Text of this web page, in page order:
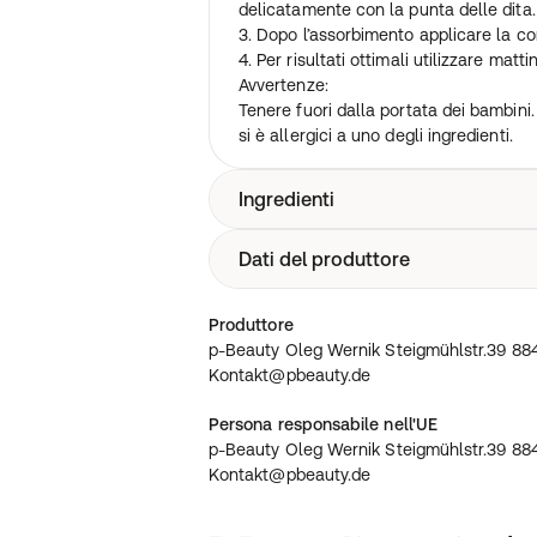
delicatamente con la punta delle dita.
3. Dopo l’assorbimento applicare la
4. Per risultati ottimali utilizzare
Avvertenze:
Tenere fuori dalla portata dei
si è allergici a uno degli ingredienti.
Ingredienti
Aqua, Collagen, Matrixyl 3000, Aloe
Witch Hazel, Carbomer, (2s)-2-
Kosher Vegetable Glycerin, Jojoba
Glycerin, Vitamin E, Horsetail Plant
Ylang), Ceramide NP, Ceramide AP,
Dati del produttore
p-Beauty Oleg Wernik Steigmühlstr.39
Kontakt@pbeauty.de
Produttore
p-Beauty Oleg Wernik Steigmühlstr.39
Kontakt@pbeauty.de
Persona responsabile nell'UE
p-Beauty Oleg Wernik Steigmühlstr.39
Kontakt@pbeauty.de